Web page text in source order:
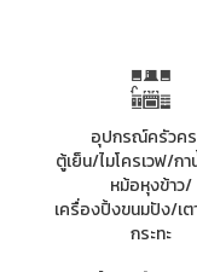
อุปกรณ์ครัวค
ตู้เย็น/ไมโครเวฟ/ก
หม้อหุงข้าว/
เครื่องปิ้งขนมปัง/เต
กระทะ